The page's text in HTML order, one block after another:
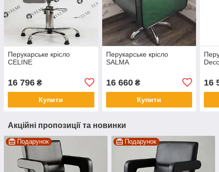
Перукарське крісло
CELINE
16 796 ₴
Купити
Перукарське крісло
SALMA
16 660₴
Купити
16
Акційні пропозиції та новинки
Подарунок Подарунок